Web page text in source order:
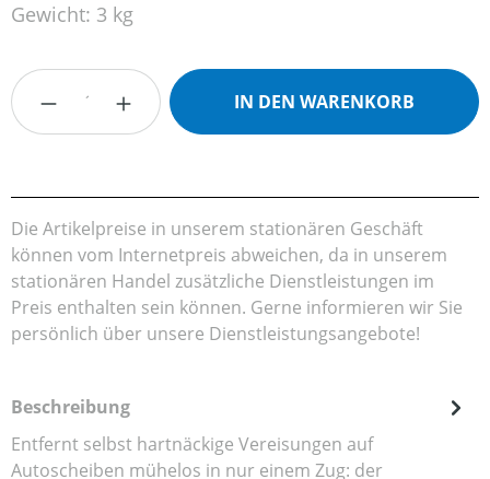
Gewicht: 3 kg
Produkt Anzahl: Gib den gewünschten
IN DEN WARENKORB
Die Artikelpreise in unserem stationären Geschäft
können vom Internetpreis abweichen, da in unserem
stationären Handel zusätzliche Dienstleistungen im
Preis enthalten sein können. Gerne informieren wir Sie
persönlich über unsere Dienstleistungsangebote!
Beschreibung
Entfernt selbst hartnäckige Vereisungen auf
Autoscheiben mühelos in nur einem Zug: der